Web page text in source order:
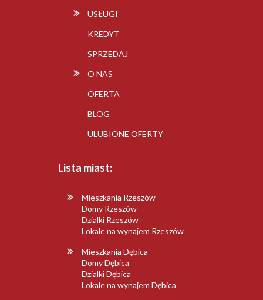
USŁUGI
KREDYT
SPRZEDAJ
O NAS
OFERTA
BLOG
ULUBIONE OFERTY
Lista miast:
Mieszkania Rzeszów
Domy Rzeszów
Dzialki Rzeszów
Lokale na wynajem Rzeszów
Mieszkania Dębica
Domy Dębica
Dzialki Dębica
Lokale na wynajem Dębica